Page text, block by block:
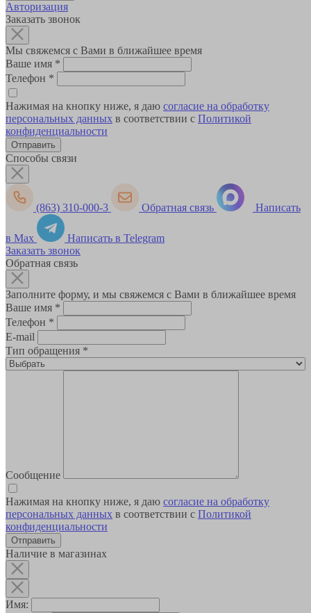
Авторизация
Заказать звонок
Мы свяжемся с Вами в ближайшее время
Ваше имя *
Телефон *
Нажимая на кнопку ниже, я даю согласие на обработку
персональных данных в соответствии с Политикой
конфиденциальности
Способы связи
(863) 310-000-3 Обратная связь Написать
в Max
Написать в Telegram
Заказать звонок
Обратная связь
Заполните форму, и мы свяжемся с Вами в ближайшее время
Ваше имя *
Телефон *
E-mail
Тип обращения *
Сообщение
Нажимая на кнопку ниже, я даю согласие на обработку
персональных данных в соответствии с Политикой
конфиденциальности
Наличие в магазинах
Имя: